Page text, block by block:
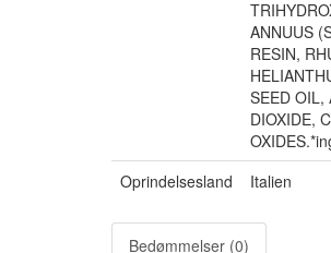
ANNUUS
RESIN,
SEED OIL,
DIOXIDE,
Oprindelsesland
Italien
Bedømmelser (0)